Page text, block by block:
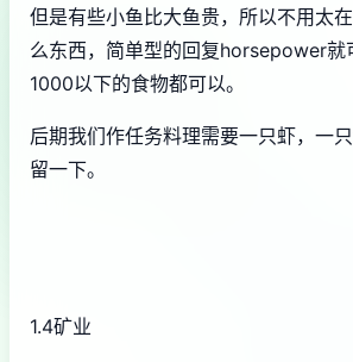
但是有些小鱼比大鱼贵，所以不用太
么东西，简单型的回复horsepower就
1000以下的食物都可以。
后期我们作任务料理需要一只虾，一
留一下。
1.4矿业